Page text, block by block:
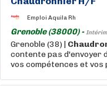
Emploi Aquila Rh
Grenoble (38000) -
Grenoble (38) |
contente pas d'envoyer
vos compétences et vos